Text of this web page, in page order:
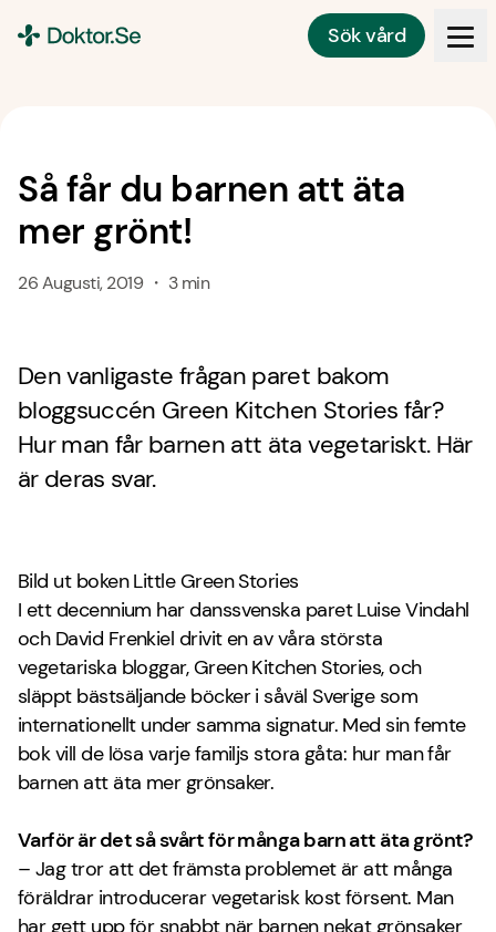
Sök vård
Så får du barnen att äta
mer grönt!
26 Augusti, 2019 ・ 3 min
Den vanligaste frågan paret bakom
bloggsuccén Green Kitchen Stories får?
Hur man får barnen att äta vegetariskt. Här
är deras svar.
Bild ut boken Little Green Stories
I ett decennium har danssvenska paret Luise Vindahl
och David Frenkiel drivit en av våra största
vegetariska bloggar, Green Kitchen Stories, och
släppt bästsäljande böcker i såväl Sverige som
internationellt under samma signatur. Med sin femte
bok vill de lösa varje familjs stora gåta: hur man får
barnen att äta mer grönsaker.
Varför är det så svårt för många barn att äta grönt?
– Jag tror att det främsta problemet är att många
föräldrar introducerar vegetarisk kost försent. Man
har gett upp för snabbt när barnen nekat grönsaker